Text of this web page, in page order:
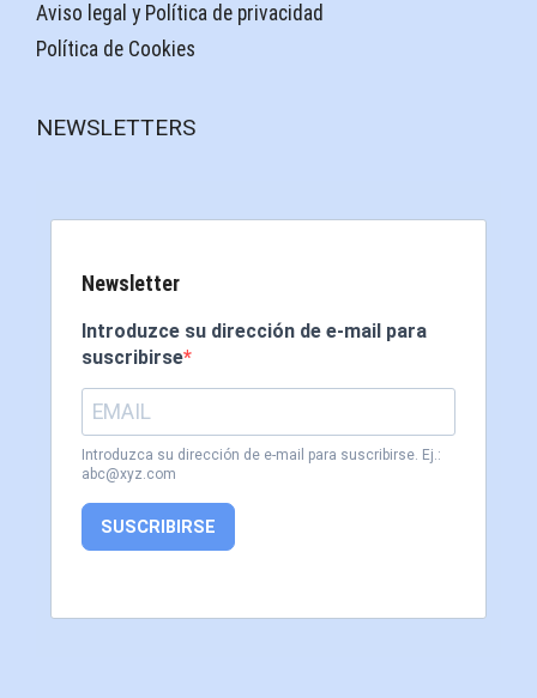
Aviso legal y Política de privacidad
Política de Cookies
NEWSLETTERS
Newsletter
Introduzce su dirección de e-mail para
suscribirse
Introduzca su dirección de e-mail para suscribirse. Ej.:
abc@xyz.com
SUSCRIBIRSE